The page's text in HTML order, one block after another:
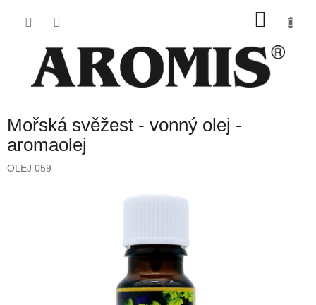
Mořská svěžest - vonný olej -
aromaolej
OLEJ 059